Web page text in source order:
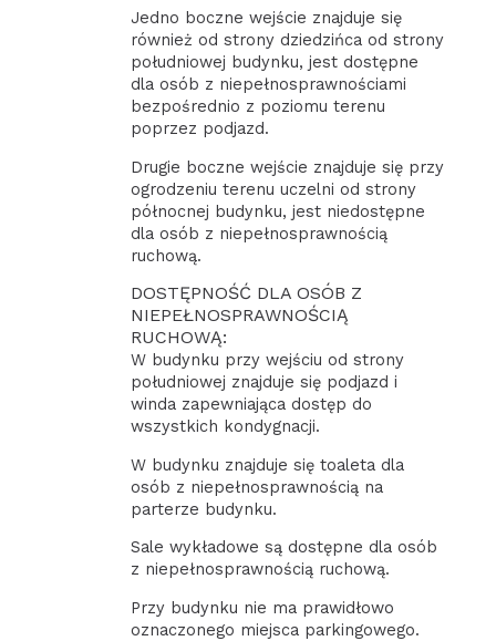
Jedno boczne wejście znajduje się
również od strony dziedzińca od strony
południowej budynku, jest dostępne
dla osób z niepełnosprawnościami
bezpośrednio z poziomu terenu
poprzez podjazd.
Drugie boczne wejście znajduje się przy
ogrodzeniu terenu uczelni od strony
północnej budynku, jest niedostępne
dla osób z niepełnosprawnością
ruchową.
DOSTĘPNOŚĆ DLA OSÓB Z
NIEPEŁNOSPRAWNOŚCIĄ
RUCHOWĄ:
W budynku przy wejściu od strony
południowej znajduje się podjazd i
winda zapewniająca dostęp do
wszystkich kondygnacji.
W budynku znajduje się toaleta dla
osób z niepełnosprawnością na
parterze budynku.
Sale wykładowe są dostępne dla osób
z niepełnosprawnością ruchową.
Przy budynku nie ma prawidłowo
oznaczonego miejsca parkingowego.